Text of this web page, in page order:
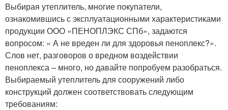
Выбирая утеплитель, многие покупатели,
ознакомившись с эксплуатационными характеристиками
продукции ООО «ПЕНОПЛЭКС СПб», задаются
вопросом: « А не вреден ли для здоровья пеноплекс?».
Слов нет, разговоров о вредном воздействии
пеноплекса – много, но давайте попробуем разобраться.
Выбираемый утеплитель для сооружений либо
конструкций должен соответствовать следующим
требованиям: